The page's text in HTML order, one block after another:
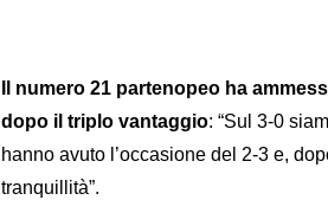
Il numero 21 partenopeo ha
dopo il triplo vantaggio: “Sul 3-0
hanno avuto l’occasione del 2-3 e,
tranquillità”.